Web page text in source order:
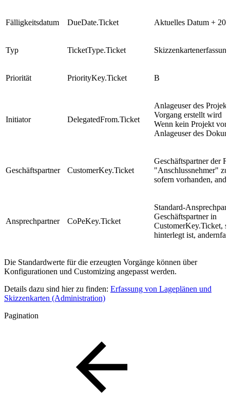
Fälligkeitsdatum DueDate.Ticket Aktuelles Datum + 20
Typ TicketType.Ticket Skizzenkartenerfassung
Priorität​ PriorityKey.Ticket B
Initiator DelegatedFrom.Ticket
Anlageuser des
Vorgang erstellt wird
Wenn kein Projekt
Anlageuser des
Geschäftspartner CustomerKey.Ticket
Geschäftspartner der
"Anschlussnehmer"
sofern vorhanden,
Ansprechpartner CoPeKey.Ticket
Standard-
Geschäftspartner in
CustomerKey.Ticket,
hinterlegt ist,
Die Standardwerte für die erzeugten Vorgänge können über
Konfigurationen und Customizing angepasst werden.
Details dazu sind hier zu finden: Erfassung von Lageplänen und
Skizzenkarten (Administration)
Pagination